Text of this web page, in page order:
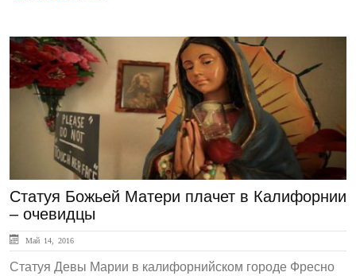
ЛЕНТА НОВОСТЕЙ
Статуя Божьей Матери плачет в Калифорнии
– очевидцы
Май 14, 2016
Статуя Девы Марии в калифорнийском городе Фресно